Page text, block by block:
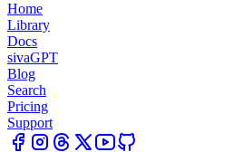
Home
Library
Docs
sivaGPT
Blog
Search
Pricing
Support